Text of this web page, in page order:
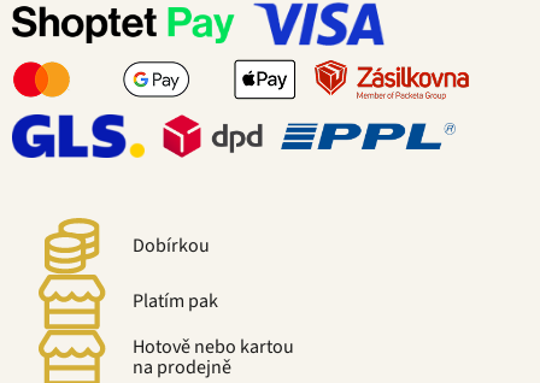
Dobírkou
Platím pak
Hotově nebo kartou
na prodejně